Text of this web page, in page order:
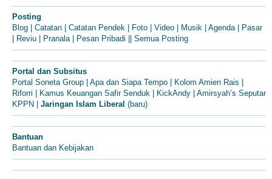
Posting
Blog
Catatan Catatan Pendek Foto Video Musik Agenda|
Pasar
Reviu Pranala| Pesan Pribadi Semua Posting
Portal dan Subsitus
Portal Soneta Group
Apa dan Siapa Tempo Kolom Amien Rais
Riforri
Kamus Keuangan Safir Senduk KickAndy
Amirsyah’s Seputar
KPPN
Jaringan Islam Liberal (baru)
Bantuan
Bantuan dan Kebijakan